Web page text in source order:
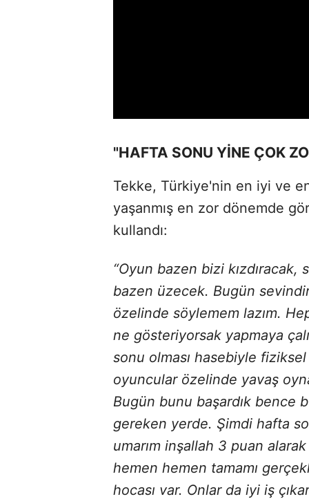
"HAFTA SONU YİNE ÇOK
Tekke, Türkiye'nin en iyi ve
yaşanmış en zor dönemde
kullandı:
“Oyun bazen bizi
bazen üzecek. Bugün
özelinde söylemem lazım.
ne gösteriyorsak yapmaya
sonu olması hasebiyle
oyuncular özelinde yavaş
Bugün bunu başardık bence
gereken yerde. Şimdi hafta
umarım inşallah 3 puan
hemen hemen tamamı
hocası var. Onlar da iyi iş